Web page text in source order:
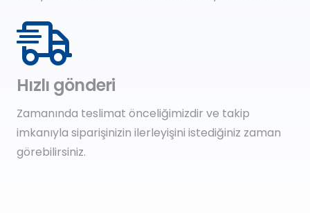
Hızlı gönderi
Zamanında teslimat önceliğimizdir ve takip
imkanıyla siparişinizin ilerleyişini istediğiniz zaman
görebilirsiniz.